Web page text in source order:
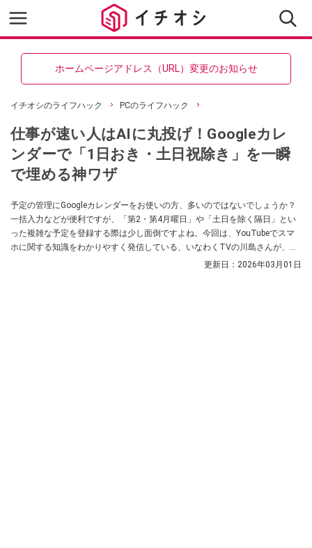
ホームページアドレス（URL）変更のお知らせ
イチオシのライフハック PCのライフハック
仕事が速い人はAIに丸投げ！Googleカレ
ンダーで「1日おき・土日祝除き」を一瞬
で埋める神ワザ
予定の管理にGoogleカレンダーをお使いの方、多いのではないでしょうか？
一括入力などが便利ですが、「第2・第4月曜日」や「土日を除く隔日」とい
った複雑な予定を登録する際は少し面倒ですよね。今回は、YouTubeでスマ
ホに関する知識をわかりやすく発信している、いなわくTVの川島さんが、設
定方法をわかりやすく解説してくれました。標準機能のカスタム設定を使う
更新日： 2026年03月01日